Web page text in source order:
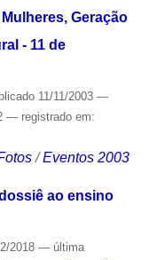
Geração
- 11 de
11/11/2003 —
— registrado em:
/Eventos 2003
ao ensino
2018 — última